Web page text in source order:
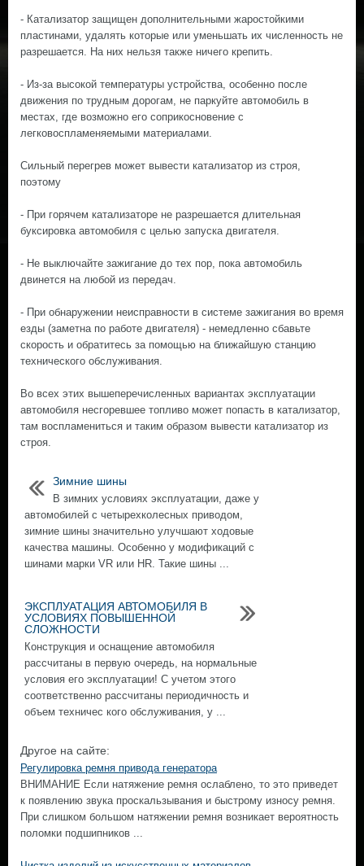
- Катализатор защищен дополнительными жаростойкими
пластинами, удалять которые или уменьшать их численность не
разрешается. На них нельзя также ничего крепить.
- Из-за высокой температуры устройства, особенно после
движения по трудным дорогам, не паркуйте автомобиль в
местах, где возможно его соприкосновение с
легковоспламеняемыми материалами.
Сильный перегрев может вывести катализатор из строя,
поэтому
- При горячем катализаторе не разрешается длительная
буксировка автомобиля с целью запуска двигателя.
- Не выключайте зажигание до тех пор, пока автомобиль
двинется на любой из передач.
- При обнаружении неисправности в системе зажигания во время
езды (заметна по работе двигателя) - немедленно сбавьте
скорость и обратитесь за помощью на ближайшую станцию
технического обслуживания.
Во всех этих вышеперечисленных вариантах эксплуатации
автомобиля несгоревшее топливо может попасть в катализатор,
там воспламениться и таким образом вывести катализатор из
строя.
Зимние шины
В зимних условиях эксплуатации, даже у
автомобилей с четырехколесных приводом,
зимние шины значительно улучшают ходовые
качества машины. Особенно у модификаций с
шинами марки VR или HR. Такие шины ...
ЭКСПЛУАТАЦИЯ АВТОМОБИЛЯ В
УСЛОВИЯХ ПОВЫШЕННОЙ
СЛОЖНОСТИ
Конструкция и оснащение автомобиля
рассчитаны в первую очередь, на нормальные
условия его эксплуатации! С учетом этого
соответственно рассчитаны периодичность и
объем техничес кого обслуживания, у ...
Другое на сайте:
Регулировка ремня привода генератора
ВНИМАНИЕ Если натяжение ремня ослаблено, то это приведет
к появлению звука проскальзывания и быстрому износу ремня.
При слишком большом натяжении ремня возникает вероятность
поломки подшипников ...